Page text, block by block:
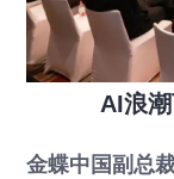
AI浪
金蝶中国副总